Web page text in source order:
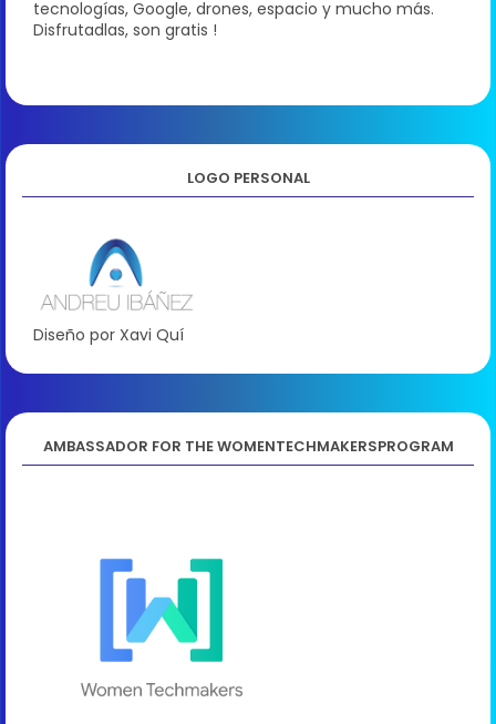
tecnologías, Google, drones, espacio y mucho más.
Disfrutadlas, son gratis !
LOGO PERSONAL
Diseño por Xavi Quí
AMBASSADOR FOR THE WOMENTECHMAKERSPROGRAM